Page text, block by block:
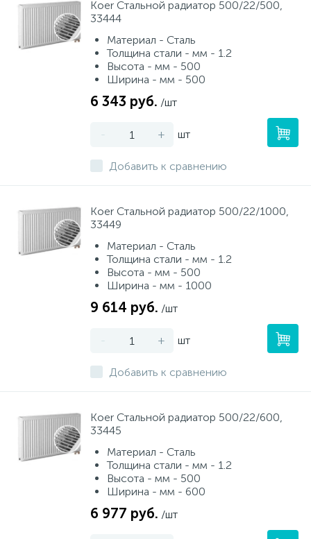
Koer Стальной радиатор 500/22/500,
33444
Материал - Сталь
Толщина стали - мм - 1.2
Высота - мм - 500
Ширина - мм - 500
6 343 руб. /шт
- + шт
Добавить к сравнению
Koer Стальной радиатор 500/22/1000,
33449
Материал - Сталь
Толщина стали - мм - 1.2
Высота - мм - 500
Ширина - мм - 1000
9 614 руб. /шт
- + шт
Добавить к сравнению
Koer Стальной радиатор 500/22/600,
33445
Материал - Сталь
Толщина стали - мм - 1.2
Высота - мм - 500
Ширина - мм - 600
6 977 руб. /шт